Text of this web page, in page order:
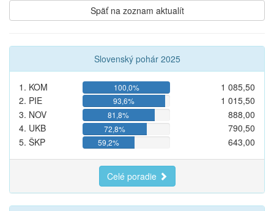
Späť na zoznam aktualít
Slovenský pohár 2025
1. KOM 100,0%
1 085,50
2. PIE
93,6%
1 015,50
3. NOV
81,8%
888,00
4. UKB
72,8%
790,50
5. ŠKP
59,2% 643,00
Celé poradie